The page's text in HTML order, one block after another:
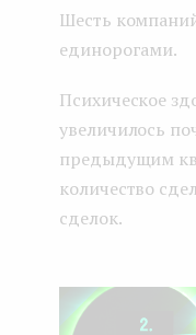
Шесть
единорогами.
Психическое
увеличилось
предыдущим
количество
сделок.